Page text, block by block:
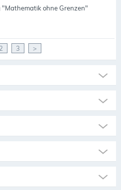
"Mathematik ohne Grenzen"
2 3 >